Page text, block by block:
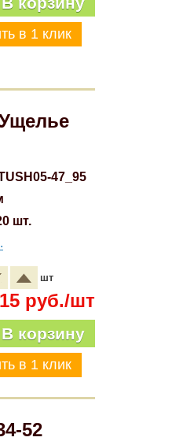
47_95
шт.
шт
руб./шт
В корзину
52